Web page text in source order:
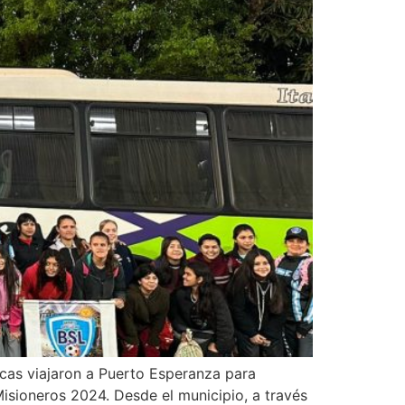
viajaron a Puerto Esperanza para
2024. Desde el municipio, a través